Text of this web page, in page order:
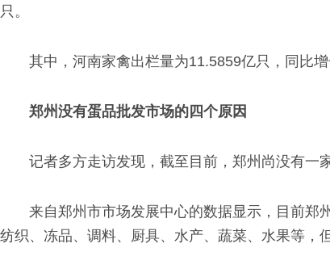
只。
其中，河南家禽出栏量为11.5859亿只，同比增
郑州没有蛋品批发市场的四个原因
记者多方走访发现，截至目前，郑州尚没有一
来自郑州市市场发展中心的数据显示，目前郑
纺织、冻品、调料、厨具、水产、蔬菜、水果等，